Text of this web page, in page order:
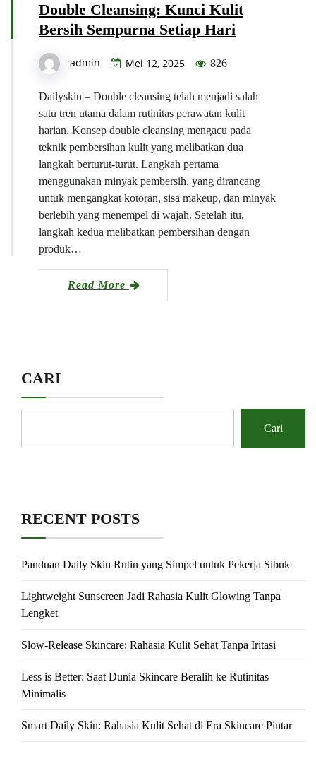
Double Cleansing: Kunci Kulit
Bersih Sempurna Setiap Hari
admin Mei 12, 2025 826
Dailyskin – Double cleansing telah menjadi salah
satu tren utama dalam rutinitas perawatan kulit
harian. Konsep double cleansing mengacu pada
teknik pembersihan kulit yang melibatkan dua
langkah berturut-turut. Langkah pertama
menggunakan minyak pembersih, yang dirancang
untuk mengangkat kotoran, sisa makeup, dan minyak
berlebih yang menempel di wajah. Setelah itu,
langkah kedua melibatkan pembersihan dengan
produk…
Read More
CARI
Cari
RECENT POSTS
Panduan Daily Skin Rutin yang Simpel untuk Pekerja Sibuk
Lightweight Sunscreen Jadi Rahasia Kulit Glowing Tanpa
Lengket
Slow-Release Skincare: Rahasia Kulit Sehat Tanpa Iritasi
Less is Better: Saat Dunia Skincare Beralih ke Rutinitas
Minimalis
Smart Daily Skin: Rahasia Kulit Sehat di Era Skincare Pintar